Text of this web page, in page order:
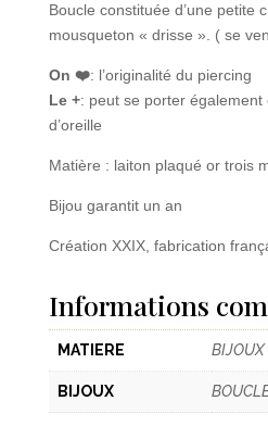
Boucle constituée d’une petite
mousqueton « drisse ». ( se
On ❤️: l’originalité du piercing
Le +: peut se porter également
d’oreille
Matière : laiton plaqué or trois
Bijou garantit un an
Création XXIX, fabrication
Informations
MATIERE BIJOUX
BIJOUX